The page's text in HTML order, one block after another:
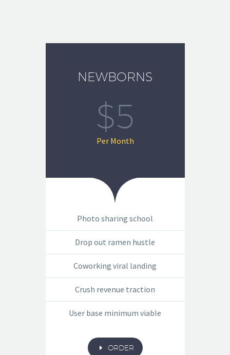
NEWBORNS
$5
Per Month
Photo sharing school
Drop out ramen hustle
Coworking viral landing
Crush revenue traction
User base minimum viable
E ORDER